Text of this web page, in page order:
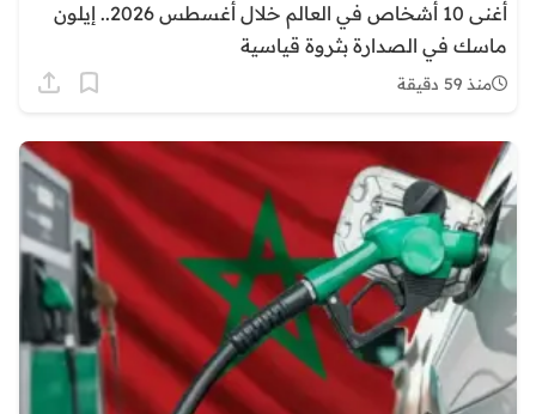
أغنى 10 أشخاص في العالم خلال أغسطس 2026.. إيلون
ماسك في الصدارة بثروة قياسية
منذ 59 دقيقة